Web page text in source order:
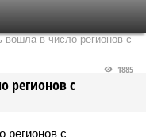
вошла в число регионов с
регионов с
1885